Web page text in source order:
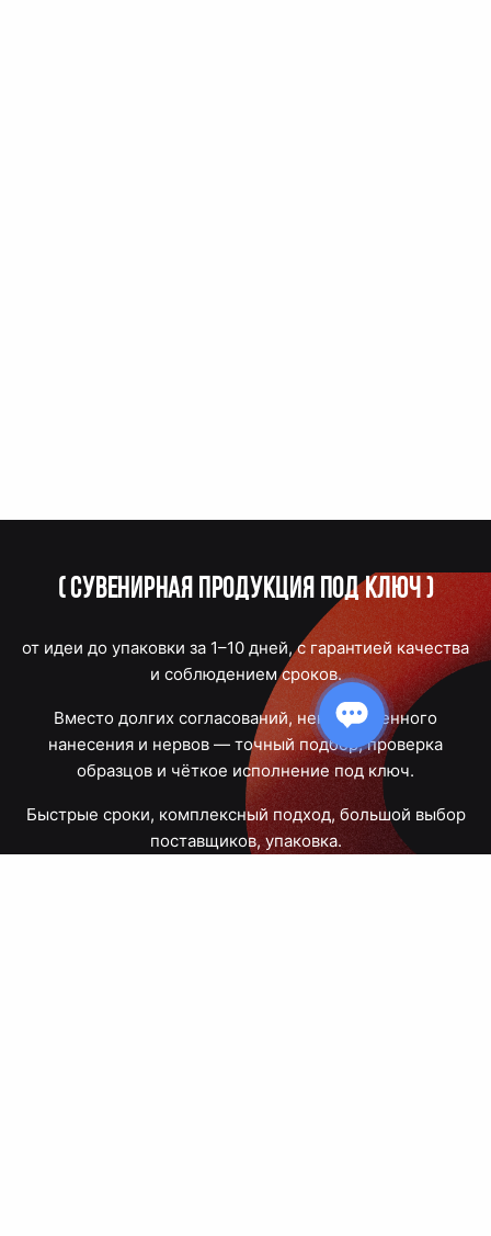
(Сувенирная продукция под ключ)
от идеи до упаковки за 1–10 дней, с гарантией качества
и соблюдением сроков.
Вместо долгих согласований, некачественного
нанесения и нервов — точный подбор, проверка
образцов и чёткое исполнение под ключ.
Быстрые сроки, комплексный подход, большой выбор
поставщиков, упаковка.